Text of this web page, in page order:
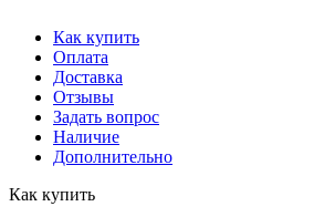
Как купить
Оплата
Доставка
Отзывы
Задать вопрос
Наличие
Дополнительно
Как купить